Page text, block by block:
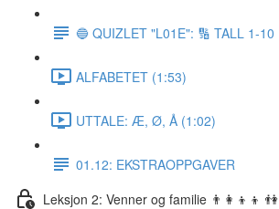
🔵 QUIZLET "L01E": 🔢 TALL 1-10
ALFABETET (1:53)
UTTALE: Æ, Ø, Å (1:02)
01.12: EKSTRAOPPGAVER
Leksjon 2: Venner og familie 👨‍👩‍👦‍👦 👫